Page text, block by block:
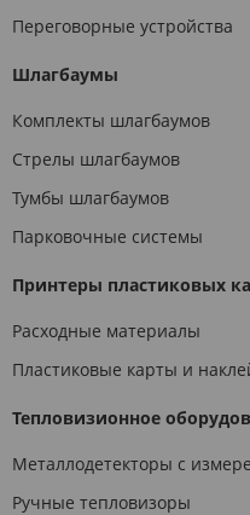
Переговорные устройства
Шлагбаумы
Комплекты шлагбаумов
Стрелы шлагбаумов
Тумбы шлагбаумов
Парковочные системы
Принтеры пластиковых
Расходные материалы
Пластиковые карты и
Тепловизионное
Металлодетекторы с
Ручные тепловизоры